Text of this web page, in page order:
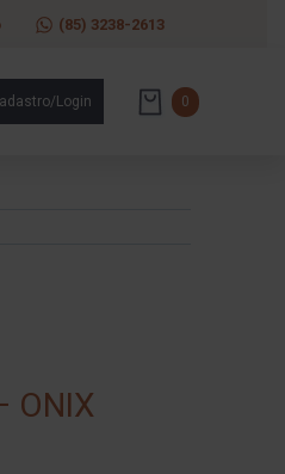
(85) 3238-2613
Login 0
ONIX